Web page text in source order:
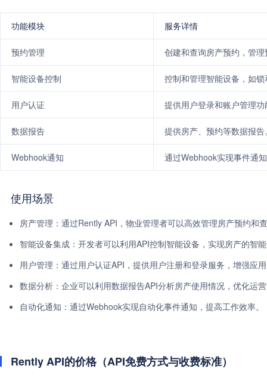
功能模块 服务详情
预约管理 创建和查询房产预约，管
智能设备控制 控制和管理智能设备，如
用户认证 提供用户登录和账户管理功
数据报告 提供房产、预约等数据报告
Webhook通知 通过Webhook实现事件通
使用场景
房产管理：通过Rently API，物业管理者可以高效管理房产预约和
智能设备集成：开发者可以利用API控制智能设备，实现房产的智
用户管理：通过用户认证API，提供用户注册和登录服务，增强应
数据分析：企业可以利用数据报告API分析房产使用情况，优化运
自动化通知：通过Webhook实现自动化事件通知，提高工作效率。
Rently API的价格（API免费方式与收费标准）